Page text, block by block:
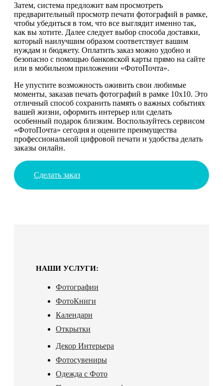
Затем, система предложит вам просмотреть
предварительный просмотр печати фотографий в рамке,
чтобы убедиться в том, что все выглядит именно так,
как вы хотите. Далее следует выбор способа доставки,
который наилучшим образом соответствует вашим
нуждам и бюджету. Оплатить заказ можно удобно и
безопасно с помощью банковской карты прямо на сайте
или в мобильном приложении «ФотоПочта».
Не упустите возможность оживить свои любимые
моменты, заказав печать фотографий в рамке 10х10. Это
отличный способ сохранить память о важных событиях
вашей жизни, оформить интерьер или сделать
особенный подарок близким. Воспользуйтесь сервисом
«ФотоПочта» сегодня и оцените преимущества
профессиональной цифровой печати и удобства делать
заказы онлайн.
Сделать заказ
НАШИ УСЛУГИ:
Фотографии
ФотоКниги
Календари
Открытки
Декор Интерьера
Фотосувениры
Одежда с Фото